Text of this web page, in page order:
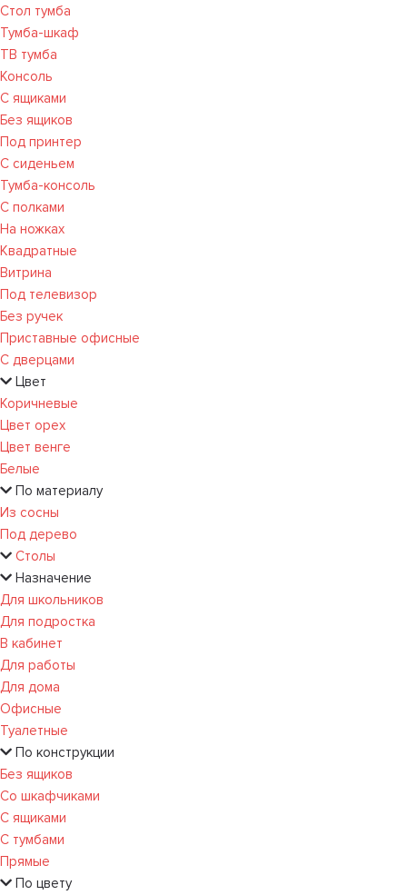
Стол тумба
Тумба-шкаф
ТВ тумба
Консоль
С ящиками
Без ящиков
Под принтер
С сиденьем
Тумба-консоль
С полками
На ножках
Квадратные
Витрина
Под телевизор
Без ручек
Приставные офисные
С дверцами
Цвет
Коричневые
Цвет орех
Цвет венге
Белые
По материалу
Из сосны
Под дерево
Столы
Назначение
Для школьников
Для подростка
В кабинет
Для работы
Для дома
Офисные
Туалетные
По конструкции
Без ящиков
Со шкафчиками
С ящиками
С тумбами
Прямые
По цвету